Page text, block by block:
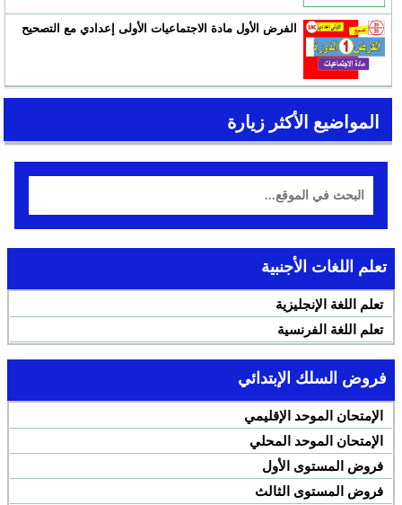
الفرض الأول مادة الاجتماعيات الأولى إعدادي مع التصحيح
المواضيع الأكثر زيارة
تعلم اللغات الأجنبية
تعلم اللغة الإنجليزية
تعلم اللغة الفرنسية
فروض السلك الإبتدائي
الإمتحان الموحد الإقليمي
الإمتحان الموحد المحلي
فروض المستوى الأول
فروض المستوى الثالث